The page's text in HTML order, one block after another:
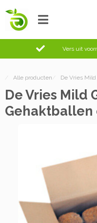
Vers uit
/ Alle producten / De Vries
De Vries Mild
Gehaktballen